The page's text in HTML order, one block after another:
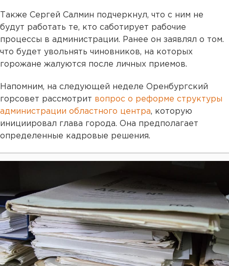
Также Сергей Салмин подчеркнул, что с ним не
будут работать те, кто саботирует рабочие
процессы в администрации. Ранее он заявлял о том.
что будет увольнять чиновников, на которых
горожане жалуются после личных приемов.
Напомним, на следующей неделе Оренбургский
горсовет рассмотрит вопрос о реформе структуры
администрации областного центра, которую
инициировал глава города. Она предполагает
определенные кадровые решения.